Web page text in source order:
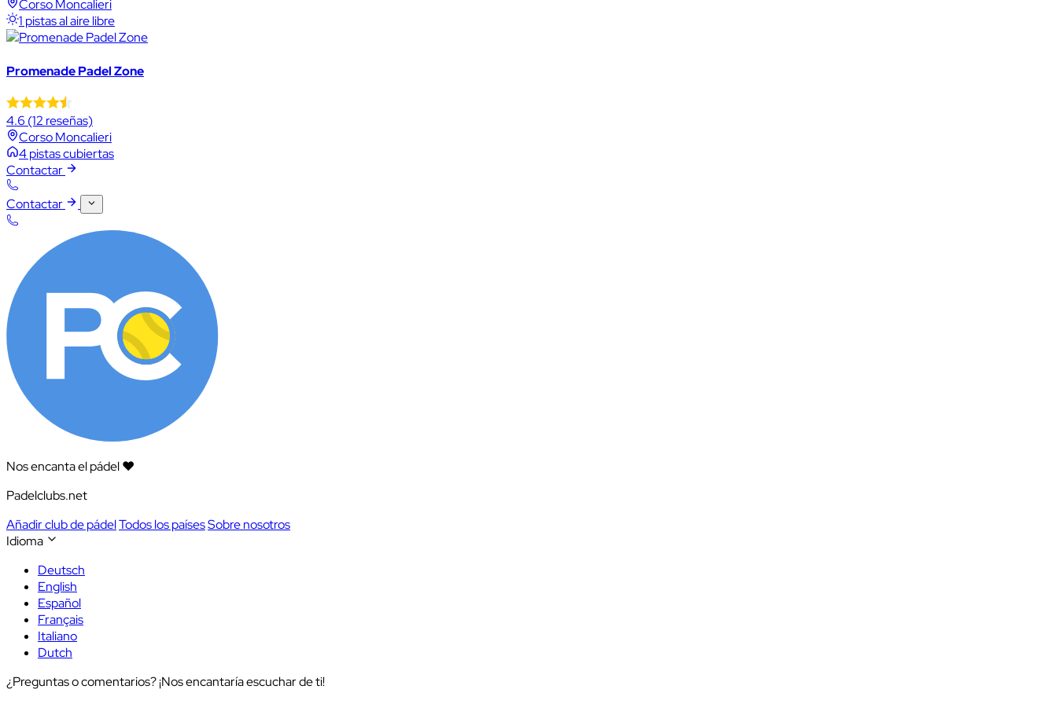
Corso Moncalieri
1 pistas al aire libre
Promenade Padel Zone
4.6 (12 reseñas)
Corso Moncalieri
4 pistas cubiertas
Contactar
Contactar
Nos encanta el pádel ❤️
Padelclubs.net
Añadir club de pádelTodos los paísesSobre nosotros
Idioma
Deutsch
English
Español
Français
Italiano
Dutch
¿Preguntas o comentarios? ¡Nos encantaría escuchar de ti!